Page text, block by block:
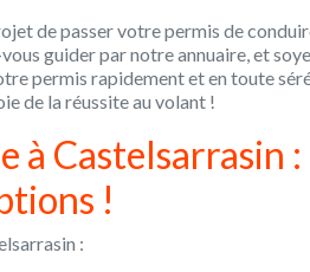
de passer votre permis de
guider par notre annuaire, et
permis rapidement et en toute
de la réussite au volant !
à Castelsarrasin
!
: